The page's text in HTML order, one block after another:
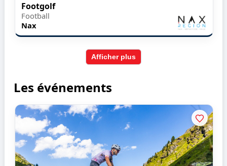
Footgolf
Football
Nax
Afficher plus
Les événements